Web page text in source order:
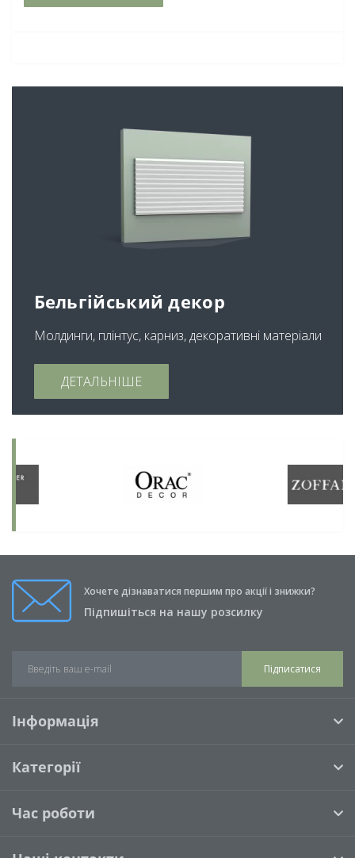
Бельгійський декор
Молдинги, плінтус, карниз, декоративні матеріали
ДЕТАЛЬНІШЕ
Хочете дізнаватися першим про акції і знижки?
Підпишіться на нашу розсилку
Підписатися
Інформація
Категорії
Час роботи